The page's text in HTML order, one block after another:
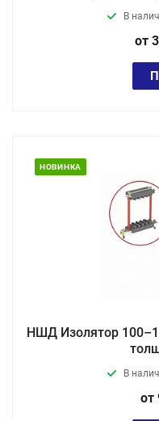
В
от
НОВИНКА
НШД Изолятор
В
от